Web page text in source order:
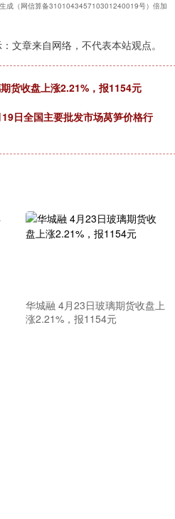
成（网信算备310104345710301240019号）倍加
文章来自网络，不代表本站观点。
货收盘上涨2.21%，报1154元
日全国主要批发市场莴笋价格行
华城融 4月23日玻璃期货收盘上
涨2.21%，报1154元